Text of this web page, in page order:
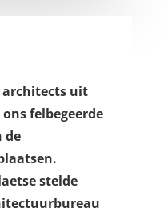
architects uit
felbegeerde
de
stelde